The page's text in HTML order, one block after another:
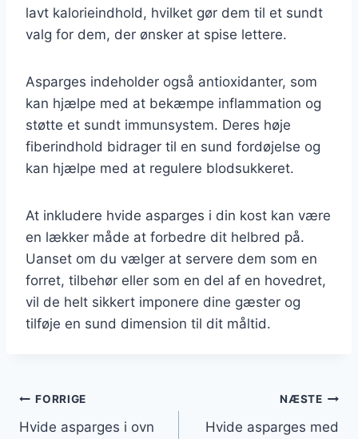
lavt kalorieindhold, hvilket gør dem til et sundt
valg for dem, der ønsker at spise lettere.
Asparges indeholder også antioxidanter, som
kan hjælpe med at bekæmpe inflammation og
støtte et sundt immunsystem. Deres høje
fiberindhold bidrager til en sund fordøjelse og
kan hjælpe med at regulere blodsukkeret.
At inkludere hvide asparges i din kost kan være
en lækker måde at forbedre dit helbred på.
Uanset om du vælger at servere dem som en
forret, tilbehør eller som en del af en hovedret,
vil de helt sikkert imponere dine gæster og
tilføje en sund dimension til dit måltid.
Indlægsnavigation
FORRIGE
Hvide asparges i ovn
NÆSTE
Hvide asparges med